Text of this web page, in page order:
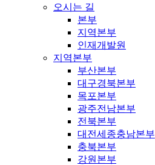
오시는 길
본부
지역본부
인재개발원
지역본부
부산본부
대구경북본부
목포본부
광주전남본부
전북본부
대전세종충남본부
충북본부
강원본부